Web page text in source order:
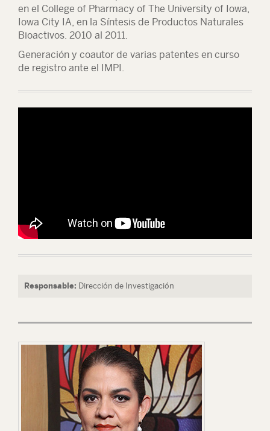
en el College of Pharmacy of The University of Iowa,
Iowa City IA, en la Síntesis de Productos Naturales
Bioactivos. 2010 al 2011.
Generación y coautor de varias patentes en curso
de registro ante el IMPI.
Responsable: Dirección de Investigación